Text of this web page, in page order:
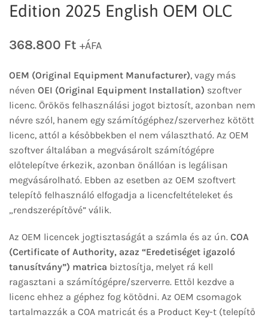
Edition 2025 English OEM OLC
368.800 Ft +ÁFA
OEM (Original Equipment Manufacturer), vagy más
néven OEI (Original Equipment Installation) szoftver
licenc. Örökös felhasználási jogot biztosít, azonban nem
névre szól, hanem egy számítógéphez/szerverhez kötött
licenc, attól a későbbekben el nem választható. Az OEM
szoftver általában a megvásárolt számítógépre
előtelepítve érkezik, azonban önállóan is legálisan
megvásárolható. Ebben az esetben az OEM szoftvert
telepítő felhasználó elfogadja a licencfeltételeket és
„rendszerépítővé” válik.
Az OEM licencek jogtisztaságát a számla és az ún. COA
(Certificate of Authority, azaz “Eredetiséget igazoló
tanusítvány”) matrica biztosítja, melyet rá kell
ragasztani a számítógépre/szerverre. Ettől kezdve a
licenc ehhez a géphez fog kötődni. Az OEM csomagok
tartalmazzák a COA matricát és a Product Key-t (telepítő